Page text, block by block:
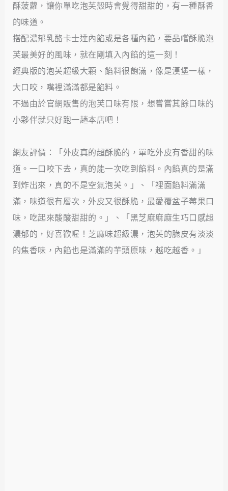
酥菠蘿，讓你單吃泡芙殼時會覺得甜甜的，有一種酥香
的味道。
搭配濃郁乳酪卡士達內餡或是各種內餡，要品嚐酥脆泡
芙最美好的風味，就在剛填入內餡的這一刻！
經典版的泡芙超級大顆、餡料很飽滿，像是漢堡一樣，
大口咬，嘴裡滿滿都是餡料。
不過由於官網販售的泡芙口味有限​，想嘗嘗其餘口味的
小夥伴就只好跑一趟本店吧！
網友評價：「外皮真的超酥脆的，單吃外皮有香甜的味
道。一口咬下去，真的能一次吃到餡料。內餡真的是滿
到炸出來，真的不是空氣泡芙。」、「裡面餡料滿滿
滿，味道很有層次，外皮又很酥脆，最愛覆盆子莓果口
味，吃起來酸酸甜甜的。」、「黑芝麻麻麻生巧口感超
濃郁的，好喜歡喔！芝麻味超級濃，泡芙的脆皮有淡淡
的焦香味，內餡也是滿滿的芋頭原味，越吃越香。」